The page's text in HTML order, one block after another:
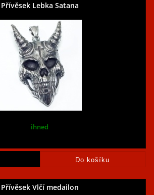
Přívěsek Lebka Satana
ihned
Přívěsek Vlčí medailon